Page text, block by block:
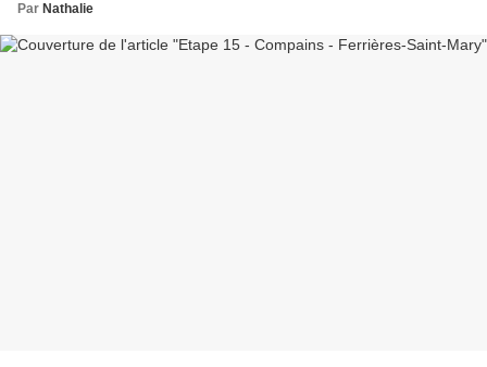
Par Nathalie